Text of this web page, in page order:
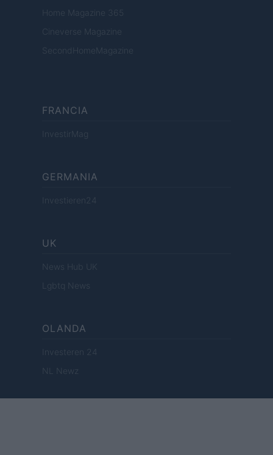
Home Magazine 365
Cineverse Magazine
SecondHomeMagazine
FRANCIA
InvestirMag
GERMANIA
Investieren24
UK
News Hub UK
Lgbtq News
OLANDA
Investeren 24
NL Newz